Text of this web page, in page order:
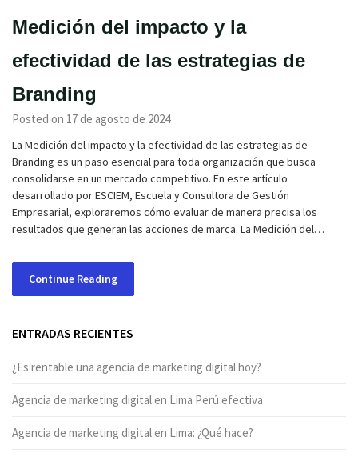
Medición del impacto y la
efectividad de las estrategias de
Branding
Posted on 17 de agosto de 2024
La Medición del impacto y la efectividad de las estrategias de
Branding es un paso esencial para toda organización que busca
consolidarse en un mercado competitivo. En este artículo
desarrollado por ESCIEM, Escuela y Consultora de Gestión
Empresarial, exploraremos cómo evaluar de manera precisa los
resultados que generan las acciones de marca. La Medición del…
Continue Reading
ENTRADAS RECIENTES
¿Es rentable una agencia de marketing digital hoy?
Agencia de marketing digital en Lima Perú efectiva
Agencia de marketing digital en Lima: ¿Qué hace?